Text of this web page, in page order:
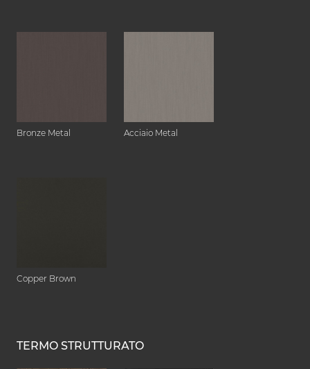
Bronze Metal Acciaio Metal
Copper Brown
TERMO STRUTTURATO